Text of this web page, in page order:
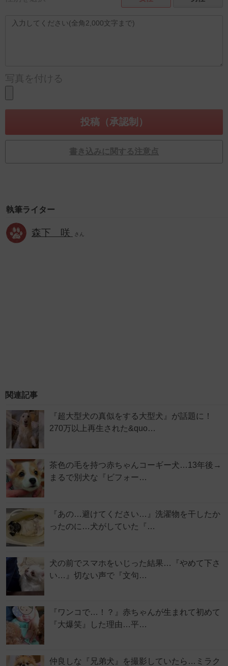
写真を付ける
書き込みに関する注意点
執筆ライター
森下 咲 さん
関連記事
『超大型犬の真似をする大型犬』が話題に！
270万以上再生された&quo…
茶色の毛を持つ赤ちゃんコーギー犬…13年後→
まるで別犬な『ビフォー…
『あの…避けてください…』洗濯物を干したか
ったのに…犬がしていた『…
犬の前でスマホをいじった結果…『やめて下さ
い…』切ない声で『文句…
『ワンコで…！？』赤ちゃんが生まれて初めて
『大爆笑』した理由…平…
仲良しな『兄弟犬』を撮影していたら…ミラク